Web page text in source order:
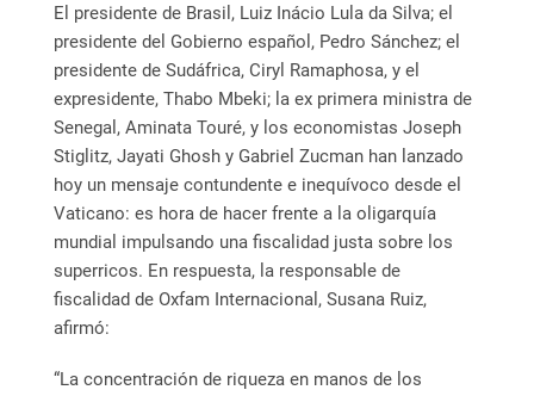
El presidente de Brasil, Luiz Inácio Lula da Silva; el
presidente del Gobierno español, Pedro Sánchez; el
presidente de Sudáfrica, Ciryl Ramaphosa, y el
expresidente, Thabo Mbeki; la ex primera ministra de
Senegal, Aminata Touré, y los economistas Joseph
Stiglitz, Jayati Ghosh y Gabriel Zucman han lanzado
hoy un mensaje contundente e inequívoco desde el
Vaticano: es hora de hacer frente a la oligarquía
mundial impulsando una fiscalidad justa sobre los
superricos. En respuesta, la responsable de
fiscalidad de Oxfam Internacional, Susana Ruiz,
afirmó:
“La concentración de riqueza en manos de los